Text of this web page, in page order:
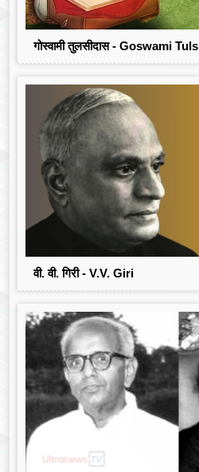
गोस्वामी तुलसीदास - Goswami
वी. वी. गिरी - V.V. Giri